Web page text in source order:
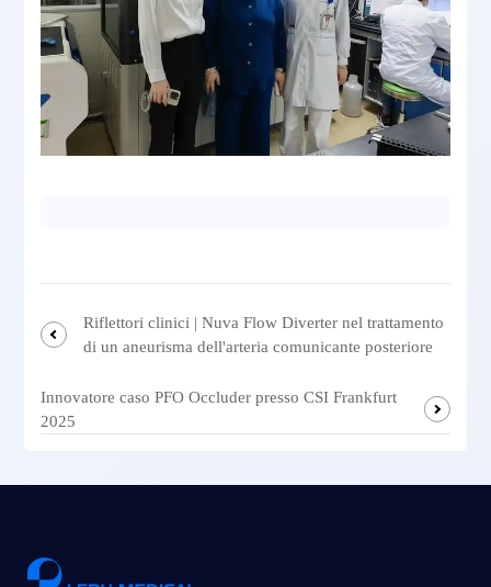
Riflettori clinici | Nuva Flow Diverter nel trattamento
di un aneurisma dell'arteria comunicante posteriore
Innovatore caso PFO Occluder presso CSI Frankfurt
2025